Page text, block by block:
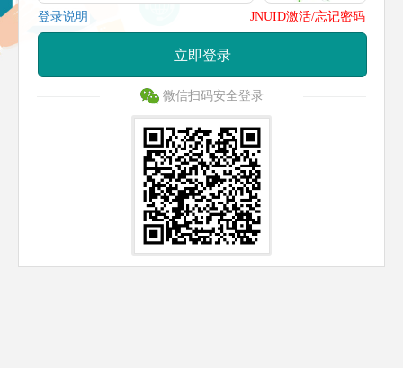
登录说明 JNUID激活/忘记密码
立即登录
微信扫码安全登录